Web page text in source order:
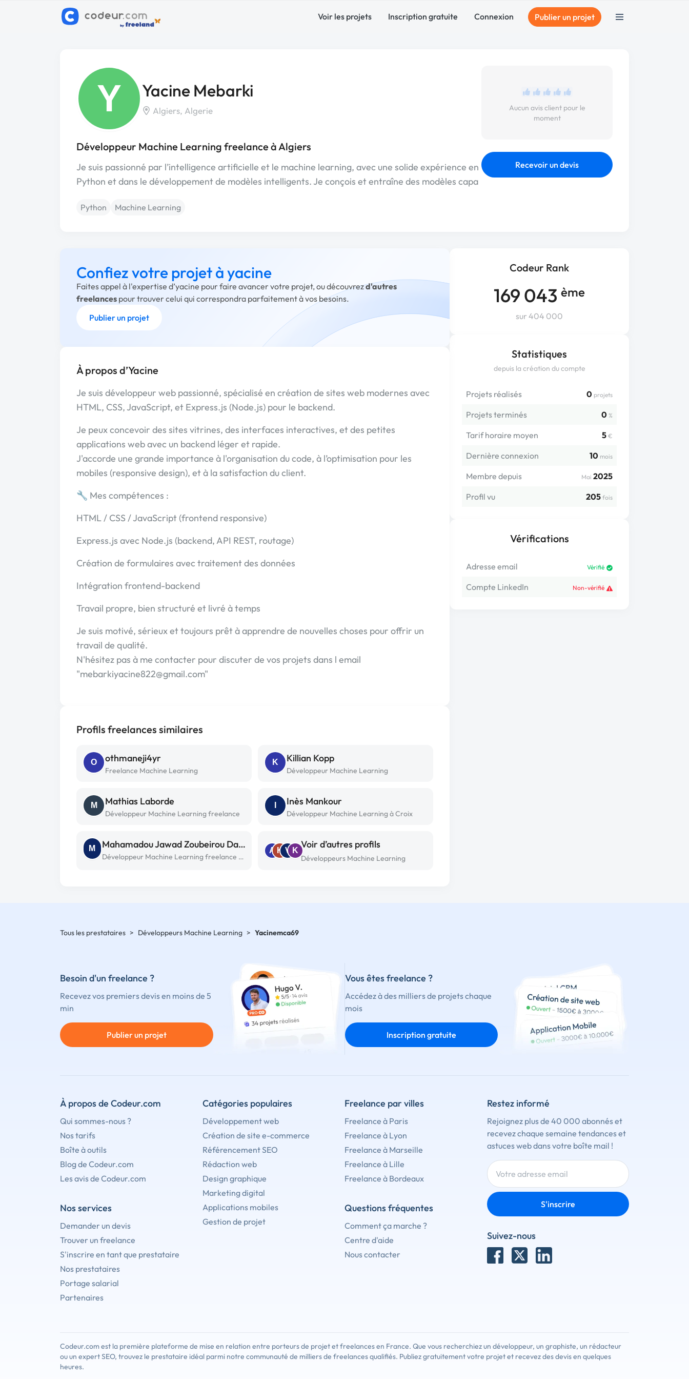
Voir les projets Inscription gratuite Connexion Publier un projet
Y Yacine Mebarki
Algiers, Algerie
Développeur Machine Learning freelance à Algiers
Je suis passionné par l’intelligence artificielle et le machine learning, avec une solide expérience en
Python et dans le développement de modèles intelligents. Je conçois et entraîne des modèles capa
Python Machine Learning
Aucun avis client pour le
moment
Recevoir un devis
Codeur Rank
169 043 ème
sur 404 000
Statistiques
depuis la création du compte
Projets réalisés 0 projets
Projets terminés 0 %
Tarif horaire moyen 5 €
Dernière connexion 10 mois
Membre depuis Mai 2025
Profil vu
205 fois
Vérifications
Adresse email Vérifié
Compte LinkedIn Non-vérifié
Confiez votre projet à yacine
Faites appel à l'expertise d’yacine pour faire avancer votre projet, ou découvrezd'autres
freelances pour trouver celui qui correspondra parfaitement à vos besoins.
Publier un projet
À propos d’Yacine
Je suis développeur web passionné, spécialisé en création de sites web modernes avec
HTML, CSS, JavaScript, et Express.js (Node.js) pour le backend.
Je peux concevoir des sites vitrines, des interfaces interactives, et des petites
applications web avec un backend léger et rapide.
J'accorde une grande importance à l'organisation du code, à l’optimisation pour les
mobiles (responsive design), et à la satisfaction du client.
🔧 Mes compétences :
HTML / CSS / JavaScript (frontend responsive)
Express.js avec Node.js (backend, API REST, routage)
Création de formulaires avec traitement des données
Intégration frontend-backend
Travail propre, bien structuré et livré à temps
Je suis motivé, sérieux et toujours prêt à apprendre de nouvelles choses pour offrir un
travail de qualité.
N'hésitez pas à me contacter pour discuter de vos projets dans l email
"mebarkiyacine822@gmail.com"
Profils freelances similaires
O othmaneji4yr
Freelance Machine Learning
K Killian Kopp
Développeur Machine Learning
M Mathias Laborde
Développeur Machine Learning freelance
Inès Mankour
Développeur Machine Learning à Croix
M Mahamadou Jawad Zoubeirou Dawa
Développeur Machine Learning freelance à Niamey
A K V K
Voir d’autres profils
Développeurs Machine Learning
Tous les prestataires > Développeurs Machine Learning > Yacinemca69
Besoin d'un freelance ?
Recevez vos premiers devis en moins de 5
min
Publier un projet
Vous êtes freelance ?
Accédez à des milliers de projets chaque
mois
Inscription gratuite
À propos de Codeur.com
Qui sommes-nous ?
Nos tarifs
Boîte à outils
Blog de Codeur.com
Les avis de Codeur.com
Nos services
Demander un devis
Trouver un freelance
S'inscrire en tant que prestataire
Nos prestataires
Portage salarial
Partenaires
Catégories populaires
Développement web
Création de site e-commerce
Référencement SEO
Rédaction web
Design graphique
Marketing digital
Applications mobiles
Gestion de projet
Freelance par villes
Freelance à Paris
Freelance à Lyon
Freelance à Marseille
Freelance à Lille
Freelance à Bordeaux
Questions fréquentes
Comment ça marche ?
Centre d'aide
Nous contacter
Restez informé
Rejoignez plus de 40 000 abonnés et
recevez chaque semaine tendances et
astuces web dans votre boîte mail !
S'inscrire
Suivez-nous
Codeur.com est la première plateforme de mise en relation entre porteurs de projet et freelances en France. Que vous recherchiez un développeur, un graphiste, un rédacteur
ou un expert SEO, trouvez le prestataire idéal parmi notre communauté de milliers de freelances qualifiés. Publiez gratuitement votre projet et recevez des devis en quelques
heures.